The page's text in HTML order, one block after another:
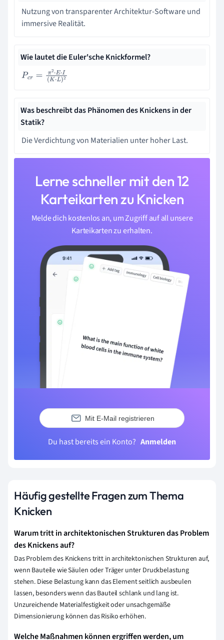
Nutzung von transparenter Architektur-Software und
immersive Realität.
Wie lautet die Euler'sche Knickformel?
Pcr=π2 ⋅E⋅I(K⋅L
Was beschreibt das Phänomen des Knickens in der
Statik?
Die Verdichtung von Materialien unter hoher Last.
Lerne schneller mit den 12
Karteikarten zu Knicken
Melde dich kostenlos an, um Zugriff auf all unsere
Karteikarten zu erhalten.
Mit E-Mail registrieren
Du hast bereits ein Konto? Anmelden
Häufig gestellte Fragen zum Thema
Knicken
Warum tritt in architektonischen Strukturen das Problem
des Knickens auf?
Das Problem des Knickens tritt in architektonischen Strukturen auf,
wenn Bauteile wie Säulen oder Träger unter Druckbelastung
stehen. Diese Belastung kann das Element seitlich ausbeulen
lassen, besonders wenn das Bauteil schlank und lang ist.
Unzureichende Materialfestigkeit oder unsachgemäße
Dimensionierung können das Risiko erhöhen.
Welche Maßnahmen können ergriffen werden, um